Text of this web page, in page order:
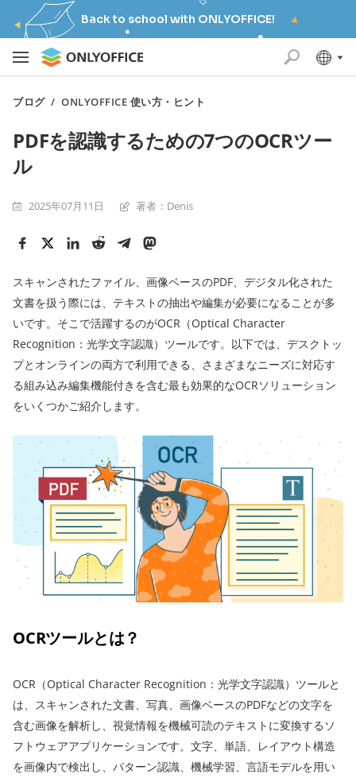
Back to school with ONLYOFFICE!
ブログ/ONLYOFFICE 使い方・ヒント
PDFを認識するための7つのOCRツー
ル
2025年07月11日 著者：Denis
スキャンされたファイル、画像ベースのPDF、デジタル化された
文書を扱う際には、テキストの抽出や編集が必要になることが多
いです。そこで活躍するのがOCR（Optical Character
Recognition：光学文字認識）ツールです。以下では、デスクトッ
プとオンラインの両方で利用できる、さまざまなニーズに対応す
る組み込み編集機能付きを含む最も効果的なOCRソリューション
をいくつかご紹介します。
OCRツールとは？
OCR（Optical Character Recognition：光学文字認識）ツールと
は、スキャンされた文書、写真、画像ベースのPDFなどの文字を
含む画像を解析し、視覚情報を機械可読のテキストに変換するソ
フトウェアアプリケーションです。文字、単語、レイアウト構造
を画像内で検出し、パターン認識、機械学習、言語モデルを用い